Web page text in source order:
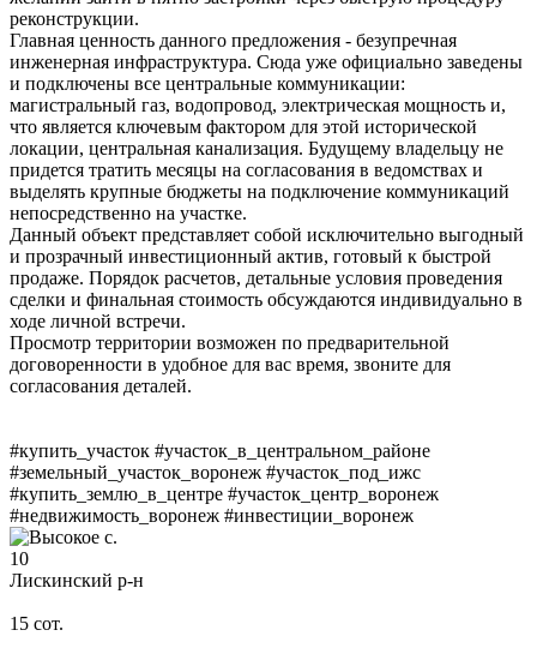
реконструкции.
Главная ценность данного предложения - безупречная
инженерная инфраструктура. Сюда уже официально заведены
и подключены все центральные коммуникации:
магистральный газ, водопровод, электрическая мощность и,
что является ключевым фактором для этой исторической
локации, центральная канализация. Будущему владельцу не
придется тратить месяцы на согласования в ведомствах и
выделять крупные бюджеты на подключение коммуникаций
непосредственно на участке.
Данный объект представляет собой исключительно выгодный
и прозрачный инвестиционный актив, готовый к быстрой
продаже. Порядок расчетов, детальные условия проведения
сделки и финальная стоимость обсуждаются индивидуально в
ходе личной встречи.
Просмотр территории возможен по предварительной
договоренности в удобное для вас время, звоните для
согласования деталей.
#купить_участок #участок_в_центральном_районе
#земельный_участок_воронеж #участок_под_ижс
#купить_землю_в_центре #участок_центр_воронеж
#недвижимость_воронеж #инвестиции_воронеж
10
Лискинский р-н
15 сот.